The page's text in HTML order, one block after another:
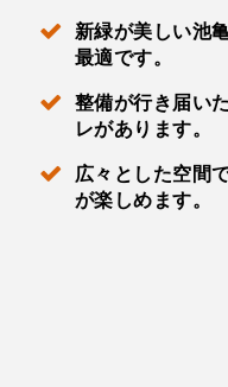
新緑が美しい池
最適です。
整備が行き届い
レがあります。
広々とした空間
が楽しめます。